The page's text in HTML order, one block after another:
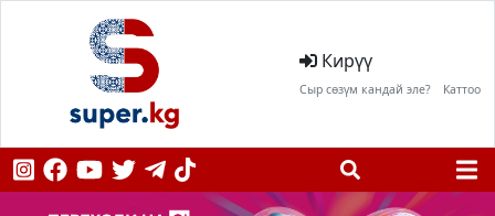
Кирүү
Сыр сөзүм кандай эле? Каттоо